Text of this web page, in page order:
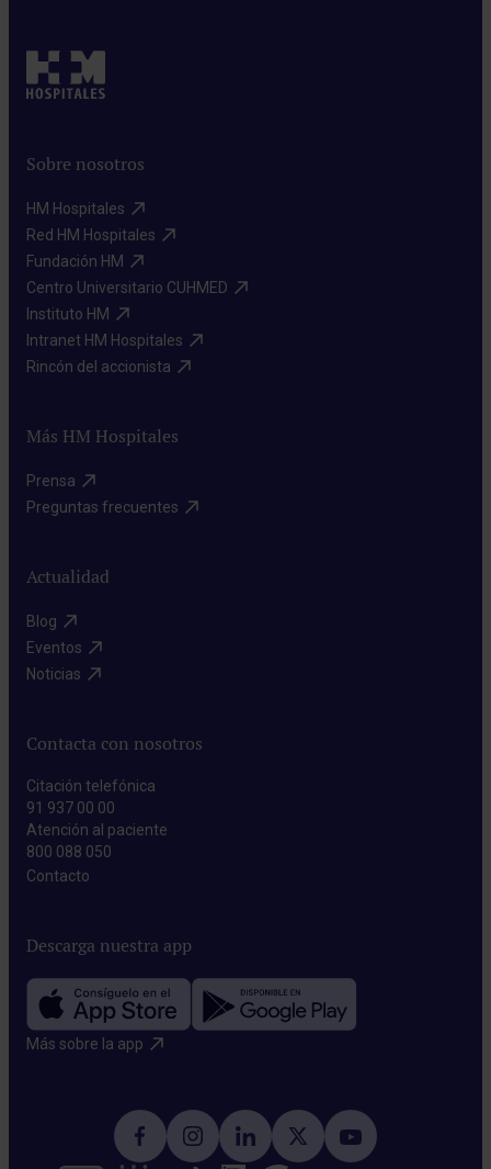
Sobre nosotros
HM Hospitales​
Red HM Hospitales​
Fundación HM​
Centro Universitario CUHMED​
Instituto HM​
Intranet HM Hospitales​
Rincón del accionista​
Más HM Hospitales
Prensa​
Preguntas frecuentes​
Actualidad
Blog​
Eventos​
Noticias​
Contacta con nosotros
Citación telefónica
91 937 00 00
Atención al paciente
800 088 050
Contacto​
Descarga nuestra app
Más sobre la app​